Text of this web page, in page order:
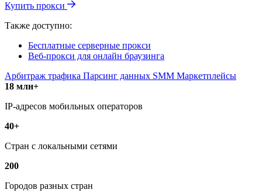
Купить прокси
Также доступно:
Бесплатные серверные прокси
Веб-прокси для онлайн браузинга
Арбитраж трафика Парсинг данных SMM Маркетплейсы
18 млн+
IP-адресов мобильных операторов
40+
Стран с локальными сетями
200
Городов разных стран